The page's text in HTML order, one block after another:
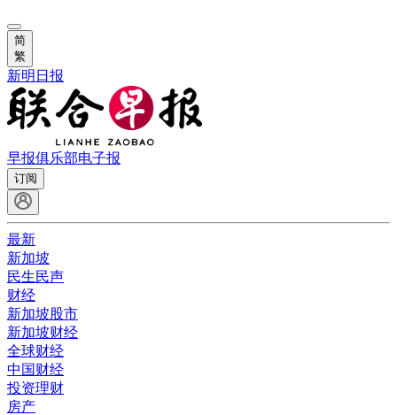
简
繁
新明日报
早报俱乐部电子报
订阅
最新
新加坡
民生民声
财经
新加坡股市
新加坡财经
全球财经
中国财经
投资理财
房产